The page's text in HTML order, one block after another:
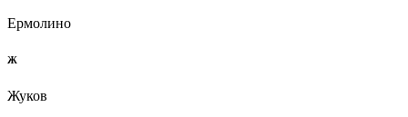
Ермолино
Ж
Жуков